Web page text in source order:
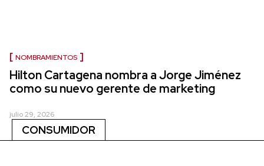
NOMBRAMIENTOS
Hilton Cartagena nombra a Jorge Jiménez
como su nuevo gerente de marketing
julio 29, 2026
CONSUMIDOR